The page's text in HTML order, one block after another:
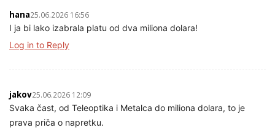
hana25.06.2026 16:56
I ja bi lako izabrala platu od dva miliona dolara!
Log in to Reply
jakov25.06.2026 12:09
Svaka čast, od Teleoptika i Metalca do miliona dolara, to je
prava priča o napretku.